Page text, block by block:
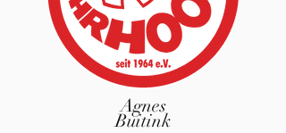
Agnes
Buitink